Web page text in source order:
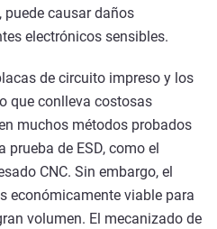
causar daños
electrónicos sensibles.
de circuito impreso y los
que conlleva costosas
muchos métodos probados
de ESD, como el
CNC. Sin embargo, el
económicamente viable para
volumen. El mecanizado de